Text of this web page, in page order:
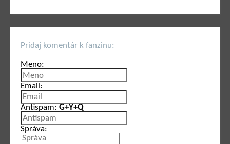
Pridaj komentár k fanzinu:
Meno:
Email:
Antispam: G+Y+Q
Správa: